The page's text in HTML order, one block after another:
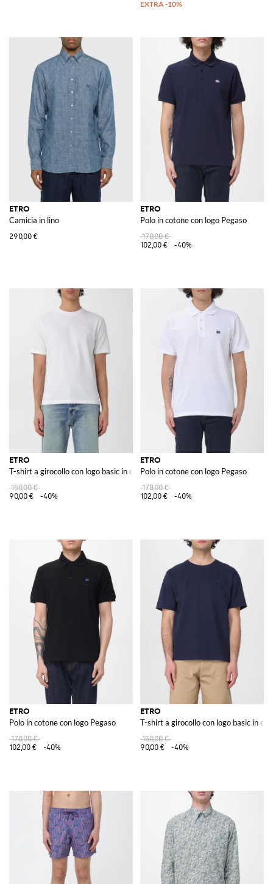
ETRO
Camicia in lino
290,00 €
ETRO
Polo in cotone con logo Pegaso
170,00 €
102,00 €
-40%
ETRO
T-shirt a girocollo con logo basic in cotone
150,00 €
90,00 €
-40%
ETRO
Polo in cotone con logo Pegaso
170,00 €
102,00 €
-40%
ETRO
Polo in cotone con logo Pegaso
170,00 €
102,00 €
-40%
ETRO
T-shirt a girocollo con logo basic in
150,00 €
90,00 €
-40%